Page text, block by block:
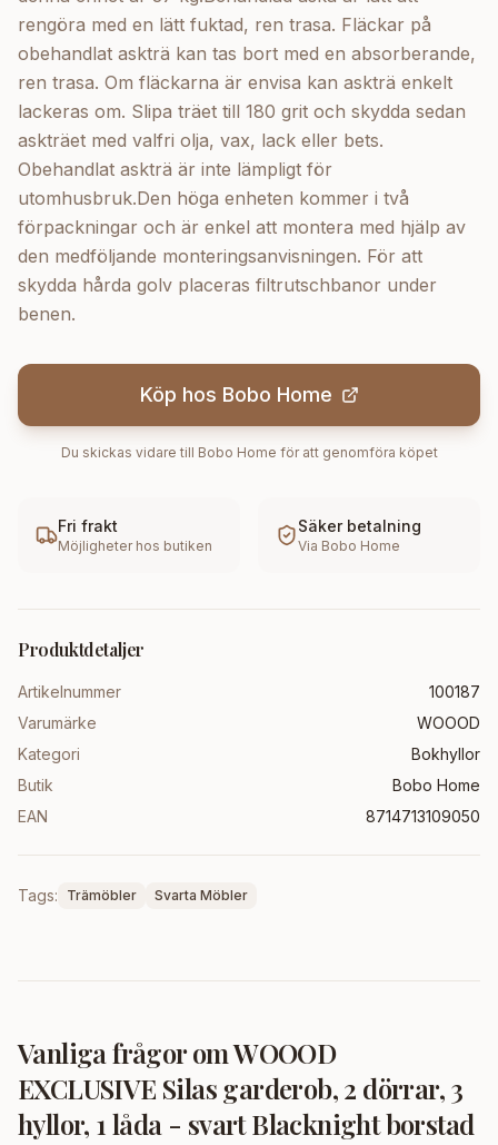
rengöra med en lätt fuktad, ren trasa. Fläckar på
obehandlat askträ kan tas bort med en absorberande,
ren trasa. Om fläckarna är envisa kan askträ enkelt
lackeras om. Slipa träet till 180 grit och skydda sedan
askträet med valfri olja, vax, lack eller bets.
Obehandlat askträ är inte lämpligt för
utomhusbruk.Den höga enheten kommer i två
förpackningar och är enkel att montera med hjälp av
den medföljande monteringsanvisningen. För att
skydda hårda golv placeras filtrutschbanor under
benen.
Köp hos Bobo Home
Du skickas vidare till Bobo Home för att genomföra köpet
Fri frakt
Möjligheter hos butiken
Säker betalning
Via Bobo Home
Produktdetaljer
Artikelnummer
100187
Varumärke
WOOOD
Kategori
Bokhyllor
Butik
Bobo Home
EAN
8714713109050
Tags: Trämöbler Svarta Möbler
Vanliga frågor omWOOOD
EXCLUSIVE Silas garderob, 2 dörrar, 3
hyllor, 1 låda - svart Blacknight borstad